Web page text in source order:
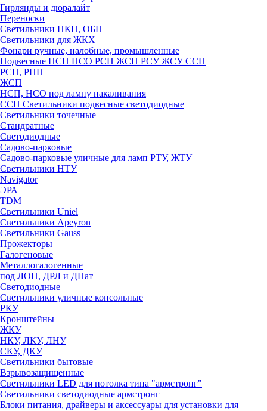
Гирлянды и дюралайт
Переноски
Светильники НКП, ОБН
Светильники для ЖКХ
Фонари ручные, налобные, промышленные
Подвесные НСП НСО РСП ЖСП РСУ ЖСУ ССП
РСП, РПП
ЖСП
НСП, НСО под лампу накаливания
ССП Светильники подвесные светодиодные
Светильники точечные
Стандратные
Светодиодные
Садово-парковые
Садово-парковые уличные для ламп РТУ, ЖТУ
Светильники НТУ
Navigator
ЭРА
TDM
Светильники Uniel
Светильники Apeyron
Светильники Gauss
Прожекторы
Галогеновые
Металлогалогенные
под ЛОН, ДРЛ и ДНат
Светодиодные
Светильники уличные консольные
РКУ
Кронштейны
ЖКУ
НКУ, ЛКУ, ЛНУ
СКУ, ДКУ
Светильники бытовые
Взрывозащищенные
Светильники LED для потолка типа "армстронг"
Светильники светодиодные армстронг
Блоки питания, драйверы и аксессуары для установки для